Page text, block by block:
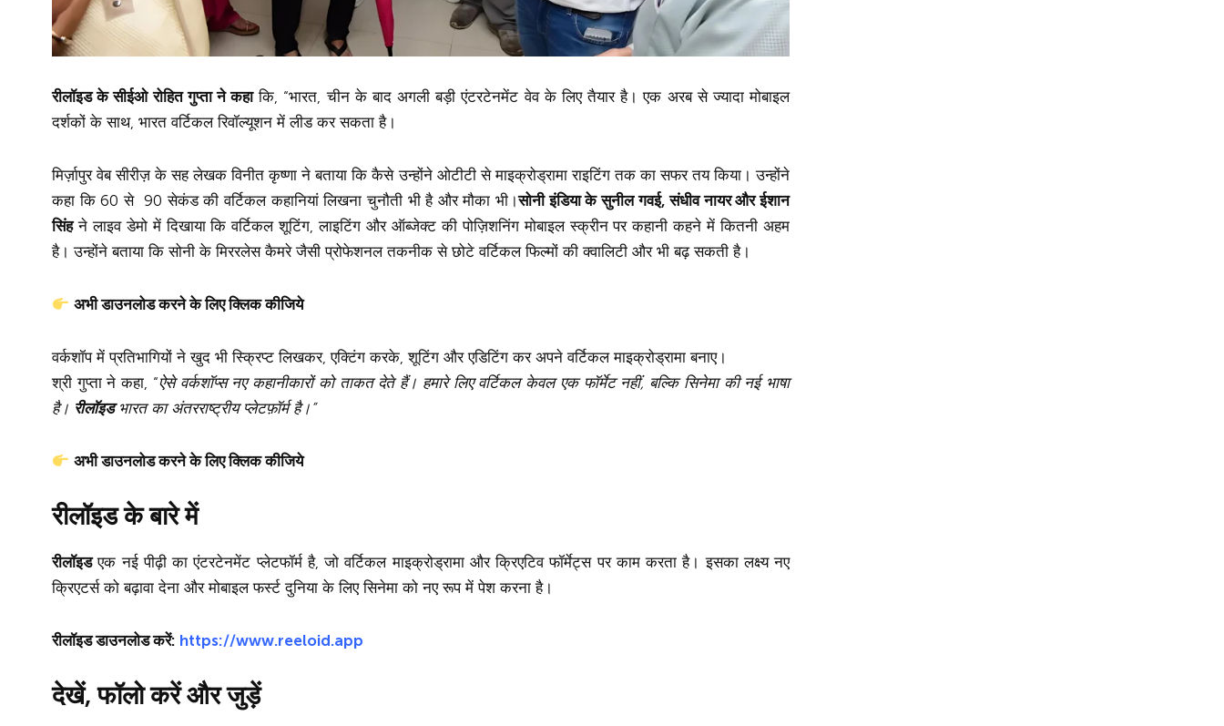
रीलॉइड के सीईओ रोहित गुप्ता ने कहा कि, “भारत, चीन के बाद अगली बड़ी एंटरटेनमेंट वेव के लिए तैयार है। एक अरब से ज्यादा मोबाइल
दर्शकों के साथ, भारत वर्टिकल रिवॉल्यूशन में लीड कर सकता है।
मिर्ज़ापुर वेब सीरीज़ के सह लेखक विनीत कृष्णा ने बताया कि कैसे उन्होंने ओटीटी से माइक्रोड्रामा राइटिंग तक का सफर तय किया। उन्होंने
कहा कि 60 से 90 सेकंड की वर्टिकल कहानियां लिखना चुनौती भी है और मौका भी।सोनी इंडिया के सुनील गवई, संधीव नायर और ईशान
सिंहने लाइव डेमो में दिखाया कि वर्टिकल शूटिंग, लाइटिंग और ऑब्जेक्ट की पोज़िशनिंग मोबाइल स्क्रीन पर कहानी कहने में कितनी अहम
है। उन्होंने बताया कि सोनी के मिररलेस कैमरे जैसी प्रोफेशनल तकनीक से छोटे वर्टिकल फिल्मों की क्वालिटी और भी बढ़ सकती है।
अभी डाउनलोड करने के लिए क्लिक कीजिये
वर्कशॉप में प्रतिभागियों ने खुद भी स्क्रिप्ट लिखकर, एक्टिंग करके, शूटिंग और एडिटिंग कर अपने वर्टिकल माइक्रोड्रामा बनाए।
श्री गुप्ता ने कहा, “ऐसे वर्कशॉप्स नए कहानीकारों को ताकत देते हैं। हमारे लिए वर्टिकल केवल एक फॉर्मेट नहीं, बल्कि सिनेमा की नई भाषा
है। रीलॉइडभारत का अंतरराष्ट्रीय प्लेटफ़ॉर्म है।”
अभी डाउनलोड करने के लिए क्लिक कीजिये
रीलॉइड के बारे में
रीलॉइडएक नई पीढ़ी का एंटरटेनमेंट प्लेटफॉर्म है, जो वर्टिकल माइक्रोड्रामा और क्रिएटिव फॉर्मेट्स पर काम करता है। इसका लक्ष्य नए
क्रिएटर्स को बढ़ावा देना और मोबाइल फर्स्ट दुनिया के लिए सिनेमा को नए रूप में पेश करना है।
रीलॉइड डाउनलोड करें: https://www.reeloid.app
देखें, फॉलो करें और जुड़ें